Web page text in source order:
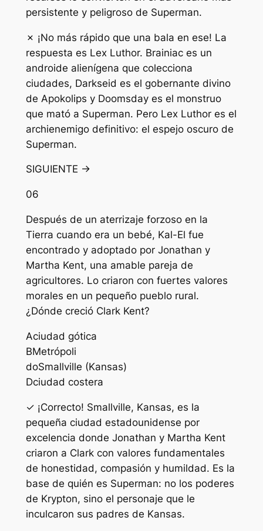
persistente y peligroso de Superman.
✗ ¡No más rápido que una bala en ese! La
respuesta es Lex Luthor. Brainiac es un
androide alienígena que colecciona
ciudades, Darkseid es el gobernante divino
de Apokolips y Doomsday es el monstruo
que mató a Superman. Pero Lex Luthor es el
archienemigo definitivo: el espejo oscuro de
Superman.
SIGUIENTE →
06
Después de un aterrizaje forzoso en la
Tierra cuando era un bebé, Kal-El fue
encontrado y adoptado por Jonathan y
Martha Kent, una amable pareja de
agricultores. Lo criaron con fuertes valores
morales en un pequeño pueblo rural.
¿Dónde creció Clark Kent?
Aciudad gótica
BMetrópoli
doSmallville (Kansas)
Dciudad costera
✓ ¡Correcto! Smallville, Kansas, es la
pequeña ciudad estadounidense por
excelencia donde Jonathan y Martha Kent
criaron a Clark con valores fundamentales
de honestidad, compasión y humildad. Es la
base de quién es Superman: no los poderes
de Krypton, sino el personaje que le
inculcaron sus padres de Kansas.